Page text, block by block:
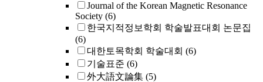
Journal of the Korean Magnetic Resonance
Society (6)
한국지적정보학회 학술발표대회 논문집
(6)
대한토목학회 학술대회 (6)
기술표준 (6)
外大語文論集 (5)